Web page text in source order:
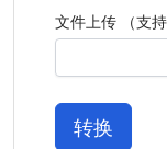
文件上传 （支
转换